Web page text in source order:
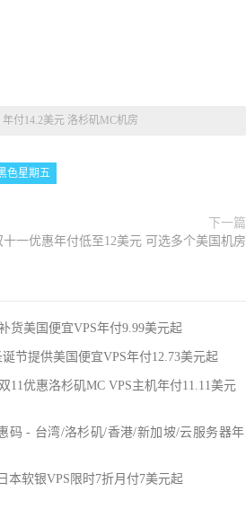
付14.2美元 洛杉矶MC机房
色星期五
下一篇
十一优惠年付低至12美元 可选多个美国机房
货美国便宜VPS年付9.99美元起
诞节提供美国便宜VPS年付12.73美元起
11优惠洛杉矶MC VPS主机年付11.11美元
码 - 台湾/洛杉矶/香港/新加坡/云服务器年
本软银VPS限时7折月付7美元起